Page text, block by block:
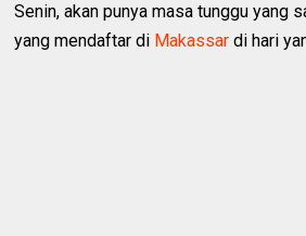
Senin, akan punya masa tunggu yang
yang mendaftar di Makassar di hari